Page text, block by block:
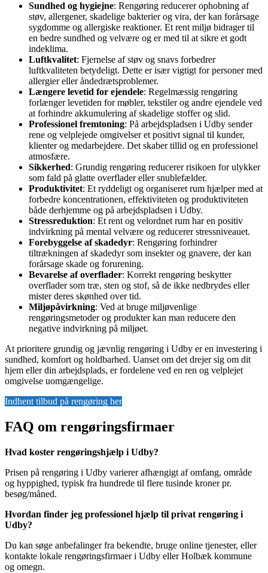
Sundhed og hygiejne: Rengøring reducerer ophobning af
støv, allergener, skadelige bakterier og vira, der kan forårsage
sygdomme og allergiske reaktioner. Et rent miljø bidrager til
en bedre sundhed og velvære og er med til at sikre et godt
indeklima.
Luftkvalitet: Fjernelse af støv og snavs forbedrer
luftkvaliteten betydeligt. Dette er især vigtigt for personer med
allergier eller åndedrætsproblemer.
Længere levetid for ejendele: Regelmæssig rengøring
forlænger levetiden for møbler, tekstiler og andre ejendele ved
at forhindre akkumulering af skadelige stoffer og slid.
Professionel fremtoning: På arbejdspladsen i Udby sender
rene og velplejede omgivelser et positivt signal til kunder,
klienter og medarbejdere. Det skaber tillid og en professionel
atmosfære.
Sikkerhed: Grundig rengøring reducerer risikoen for ulykker
som fald på glatte overflader eller snublefælder.
Produktivitet: Et ryddeligt og organiseret rum hjælper med at
forbedre koncentrationen, effektiviteten og produktiviteten
både derhjemme og på arbejdspladsen i Udby.
Stressreduktion: Et rent og velordnet rum har en positiv
indvirkning på mental velvære og reducerer stressniveauet.
Forebyggelse af skadedyr: Rengøring forhindrer
tiltrækningen af skadedyr som insekter og gnavere, der kan
forårsage skade og forurening.
Bevarelse af overflader: Korrekt rengøring beskytter
overflader som træ, sten og stof, så de ikke nedbrydes eller
mister deres skønhed over tid.
Miljøpåvirkning: Ved at bruge miljøvenlige
rengøringsmetoder og produkter kan man reducere den
negative indvirkning på miljøet.
At prioritere grundig og jævnlig rengøring i Udby er en investering i
sundhed, komfort og holdbarhed. Uanset om det drejer sig om dit
hjem eller din arbejdsplads, er fordelene ved en ren og velplejet
omgivelse uomgængelige.
Indhent tilbud på rengøring her
FAQ om rengøringsfirmaer
Hvad koster rengøringshjælp i Udby?
Prisen på rengøring i Udby varierer afhængigt af omfang, område
og hyppighed, typisk fra hundrede til flere tusinde kroner pr.
besøg/måned.
Hvordan finder jeg professionel hjælp til privat rengøring i
Udby?
Du kan søge anbefalinger fra bekendte, bruge online tjenester, eller
kontakte lokale rengøringsfirmaer i Udby eller Holbæk kommune
og omegn.